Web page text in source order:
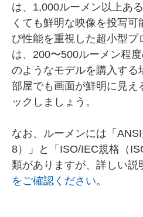
は、1,000ルーメン以上あ
くても鮮明な映像を投写
び性能を重視した超小型プ
は、200〜500ルーメン程
のようなモデルを購入する
部屋でも画面が鮮明に見え
ックしましょう。
なお、ルーメンには「
8）」と「ISO/IEC規格（
類がありますが、詳しい説
をご確認ください。